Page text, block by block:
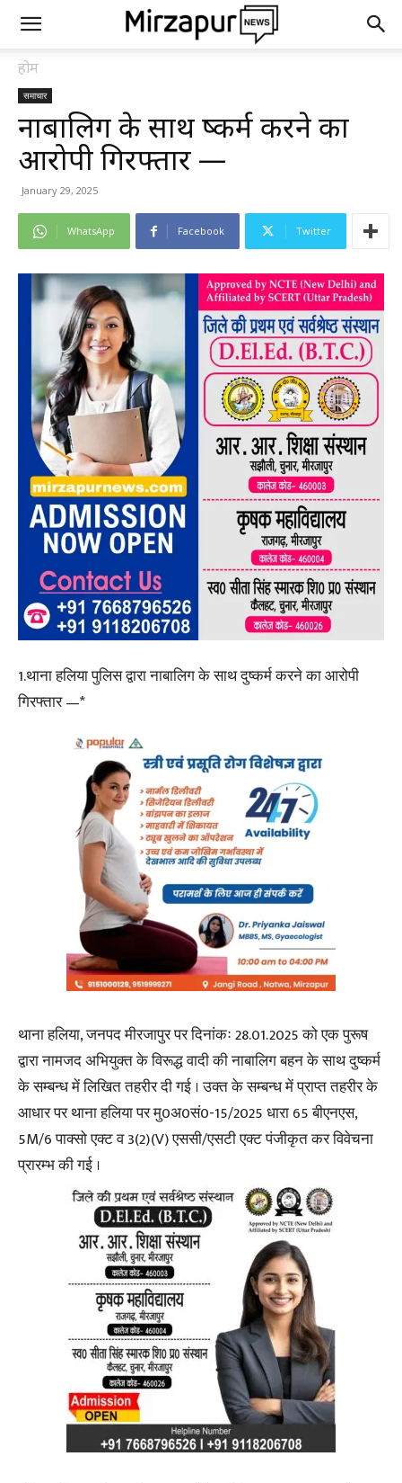
होम
समाचार
नाबालिग के साथ दुष्कर्म करने का
आरोपी गिरफ्तार —
January 29, 2025
WhatsApp Facebook Twitter
1.थाना हलिया पुलिस द्वारा नाबालिग के साथ दुष्कर्म करने का आरोपी
गिरफ्तार —*
थाना हलिया, जनपद मीरजापुर पर दिनांकः 28.01.2025 को एक पुरूष
द्वारा नामजद अभियुक्त के विरूद्ध वादी की नाबालिग बहन के साथ दुष्कर्म
के सम्बन्ध में लिखित तहरीर दी गई । उक्त के सम्बन्ध में प्राप्त तहरीर के
आधार पर थाना हलिया पर मु0अ0सं0-15/2025 धारा 65 बीएनएस,
5M/6 पाक्सो एक्ट व 3(2)(V) एससी/एसटी एक्ट पंजीकृत कर विवेचना
प्रारम्भ की गई ।